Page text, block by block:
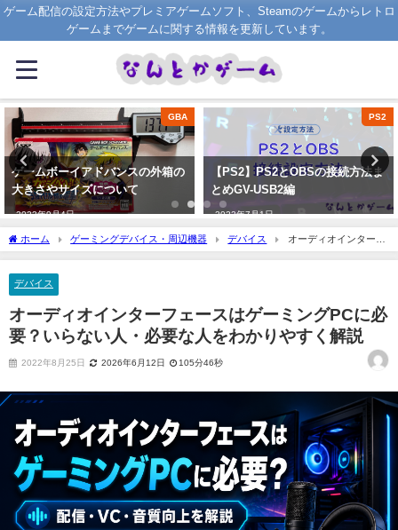
ゲーム配信の設定方法やプレミアゲームソフト、Steamのゲームからレトロ
ゲームまでゲームに関する情報を更新しています。
PS2
【PS2】PS2とOBSの接続方法ま
とめGV-USB2編
2022年7月1日
OBS
Twitchのチャンネルポイントに音
や動画等を設定する法方法
Triggerfyre設定方法
ホーム ゲーミングデバイス・周辺機器 デバイス
オーディオインターフ
ェースはゲーミングPCに必要？いらない人・必要な人をわかりやすく解説
デバイス
オーディオインターフェースはゲーミングPCに必
要？いらない人・必要な人をわかりやすく解説
2022年8月25日 2026年6月12日 105分46秒